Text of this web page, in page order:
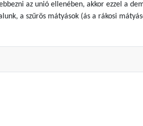
az unió ellenében, akkor ezzel a
a szűrös mátyások (ás a rákosi